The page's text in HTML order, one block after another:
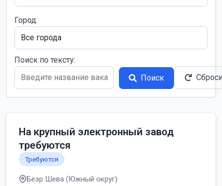
Город:
Поиск по тексту:
Поиск
На крупный электронный завод
требуются
Требуются
Беэр Шева (Южный округ)